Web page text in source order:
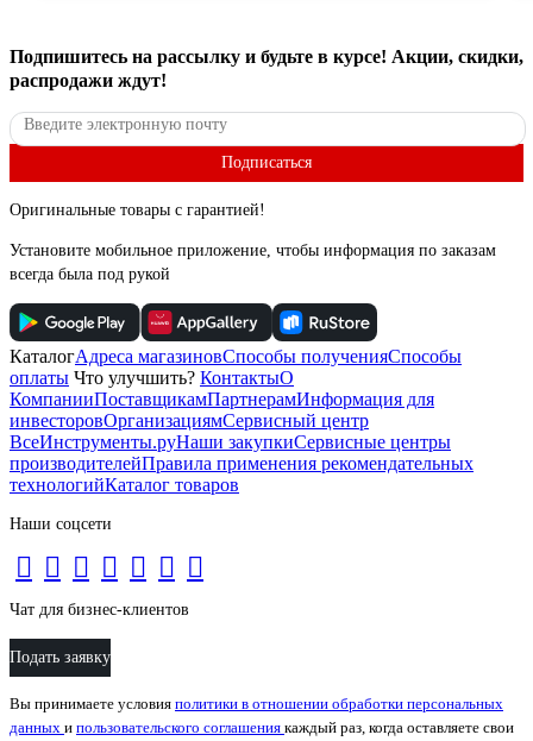
Подпишитесь на рассылку и будьте в курсе! Акции, скидки,
распродажи ждут!
Подписаться
Оригинальные товары с гарантией!
Установите мобильное приложение, чтобы информация по заказам
всегда была под рукой
КаталогАдреса магазиновСпособы полученияСпособы
оплаты Что улучшить? КонтактыО
КомпанииПоставщикамПартнерамИнформация для
инвесторовОрганизациямСервисный центр
ВсеИнструменты.руНаши закупкиСервисные центры
производителейПравила применения рекомендательных
технологийКаталог товаров
Наши соцсети
Чат для бизнес-клиентов
Подать заявку
Вы принимаете условия политики в отношении обработки персональных
данных и пользовательского соглашения каждый раз, когда оставляете свои